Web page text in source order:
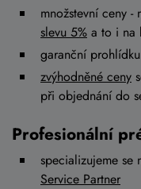
množstevní ceny -
slevu 5% a to i na
garanční
zvýhodněné ceny
při objednání do
Profesionální
specializujeme se
Service Partner